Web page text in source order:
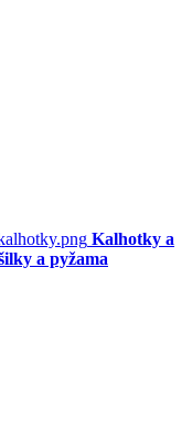
Kalhotky a
a pyžama